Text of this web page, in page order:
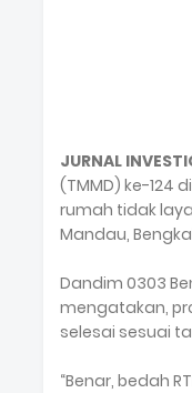
JURNAL
(TMMD) ke-124
rumah tidak
Mandau,
Dandim 0303
mengatakan,
selesai sesuai
“Benar, bedah